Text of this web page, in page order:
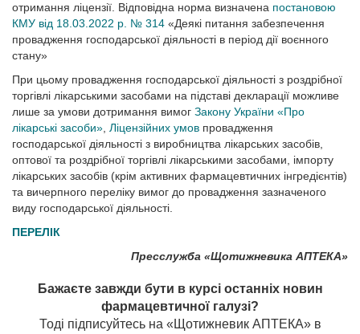
отримання ліцензії. Відповідна норма визначена постановою
КМУ від 18.03.2022 р. № 314 «Деякі питання забезпечення
провадження господарської діяльності в період дії воєнного
стану»
При цьому провадження господарської діяльності з роздрібної
торгівлі лікарськими засобами на підставі декларації можливе
лише за умови дотримання вимог Закону України «Про
лікарські засоби» Ліцензійних умов провадження
господарської діяльності з виробництва лікарських засобів,
оптової та роздрібної торгівлі лікарськими засобами, імпорту
лікарських засобів (крім активних фармацевтичних інгредієнтів)
та вичерпного переліку вимог до провадження зазначеного
виду господарської діяльності.
ПЕРЕЛІК
Пресслужба «Щотижневика АПТЕКА»
Бажаєте завжди бути в курсі останніх новин
фармацевтичної галузі?
Тоді підписуйтесь на «Щотижневик АПТЕКА» в